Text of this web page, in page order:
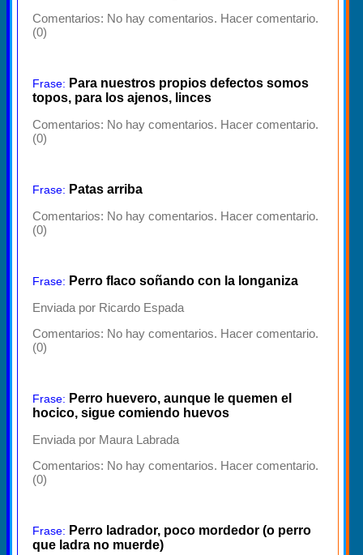
Comentarios: No hay comentarios. Hacer comentario.
(0)
Frase: Para nuestros propios defectos somos
topos, para los ajenos, linces
Comentarios: No hay comentarios. Hacer comentario.
(0)
Frase: Patas arriba
Comentarios: No hay comentarios. Hacer comentario.
(0)
Frase: Perro flaco soñando con la longaniza
Enviada por Ricardo Espada
Comentarios: No hay comentarios. Hacer comentario.
(0)
Frase: Perro huevero, aunque le quemen el
hocico, sigue comiendo huevos
Enviada por Maura Labrada
Comentarios: No hay comentarios. Hacer comentario.
(0)
Frase: Perro ladrador, poco mordedor (o perro
que ladra no muerde)